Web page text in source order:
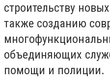
строительству
также созданию
объединяющих
помощи и полиции.